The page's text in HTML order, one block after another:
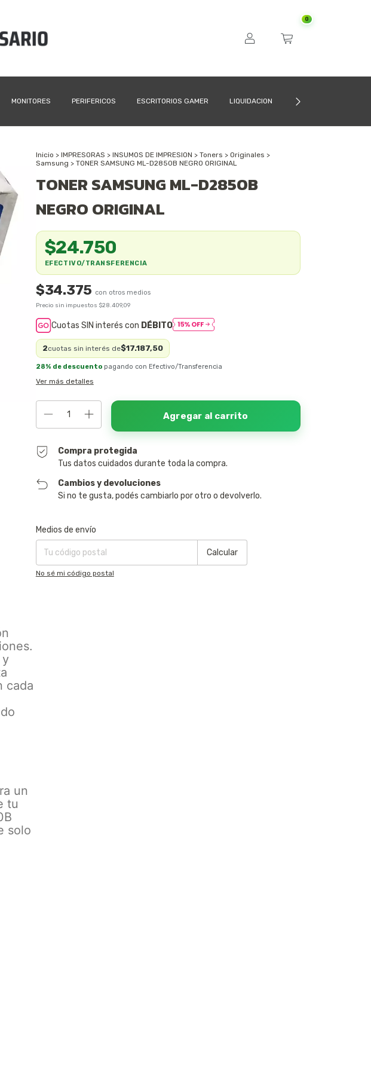
0
MONITORES PERIFERICOS ESCRITORIOS GAMER LIQUIDACION CÓMO COMPRAR
Inicio > IMPRESORAS > INSUMOS DE IMPRESION > Toners > Originales >
Samsung > TONER SAMSUNG ML-D2850B NEGRO ORIGINAL
TONER SAMSUNG ML-D2850B
NEGRO ORIGINAL
$34.375
Precio sin impuestos $28.409,09
$24.750
EFECTIVO/TRANSFERENCIA
Cuotas SIN interés con DÉBITO
2cuotas sin interés de$17.187,50
28% de descuentopagando con Efectivo/Transferencia
Ver más detalles
Compra protegida
Tus datos cuidados durante toda la compra.
Cambios y devoluciones
Si no te gusta, podés cambiarlo por otro o devolverlo.
Entregas para el CP:
Medios de envío
Calcular
No sé mi código postal
y
cada
un
tu
solo